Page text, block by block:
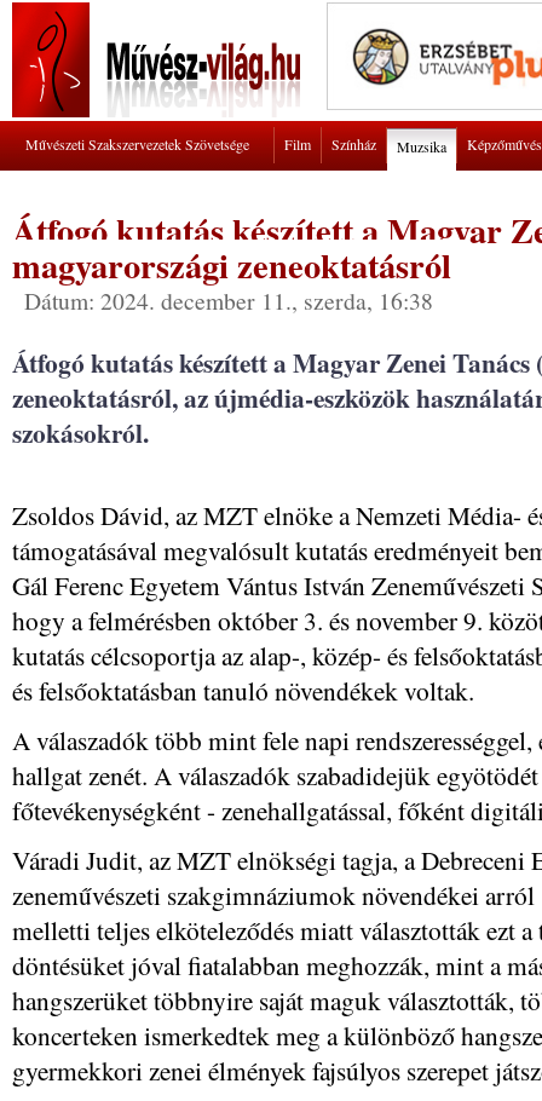
Művészeti Szakszervezetek Szövetsége Film Színház Muzsika
Átfogó kutatás készített a Magyar
magyarországi zeneoktatásról
Dátum: 2024. december 11., szerda, 16:38
Átfogó kutatás készített a Magyar Zenei
zeneoktatásról, az újmédia-eszközök
szokásokról.
Zsoldos Dávid, az MZT elnöke a Nemzeti Média-
támogatásával megvalósult kutatás eredményeit
Gál Ferenc Egyetem Vántus István
hogy a felmérésben október 3. és november 9.
kutatás célcsoportja az alap-, közép- és
és felsőoktatásban tanuló növendékek voltak.
A válaszadók több mint fele napi
hallgat zenét. A válaszadók szabadidejük
főtevékenységként - zenehallgatással, főként
Váradi Judit, az MZT elnökségi tagja, a Debreceni
zeneművészeti szakgimnáziumok növendékei
melletti teljes elköteleződés miatt választották ezt
döntésüket jóval fiatalabban meghozzák, mint a
hangszerüket többnyire saját maguk választották,
koncerteken ismerkedtek meg a különböző
gyermekkori zenei élmények fajsúlyos szerepet